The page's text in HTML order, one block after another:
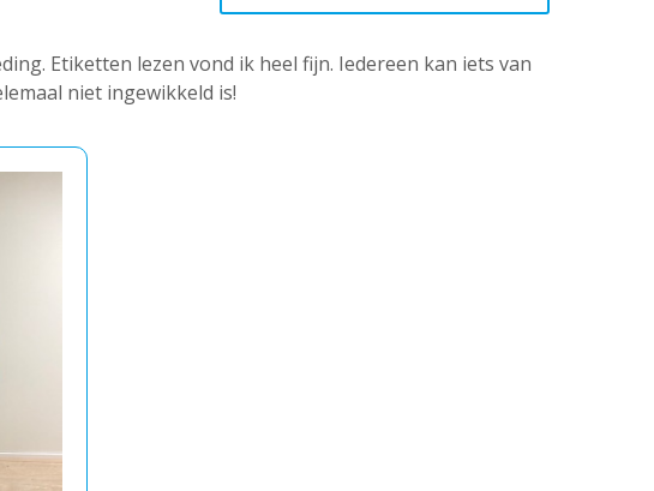
Etiketten lezen vond ik heel fijn. Iedereen kan iets van
niet ingewikkeld is!